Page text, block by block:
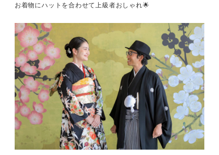
お着物にハットを合わせて上級者おしゃれ🌟